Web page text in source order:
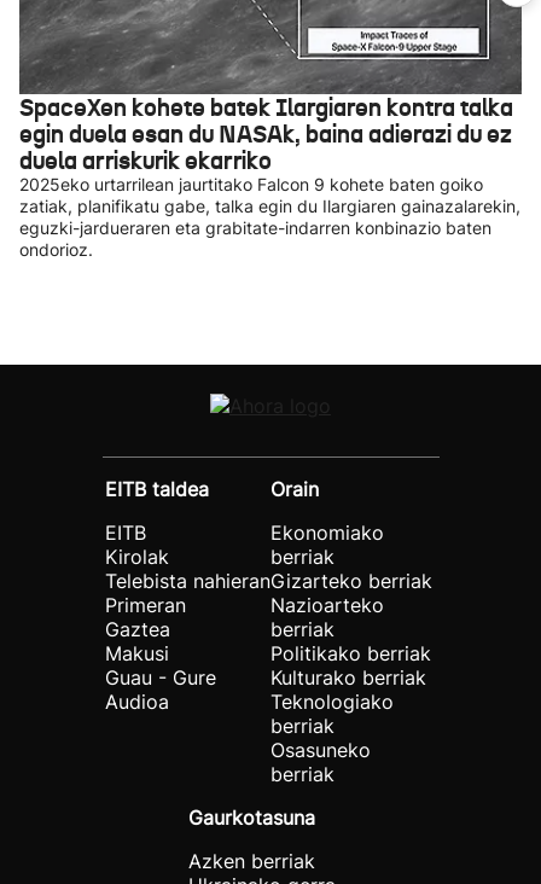
SpaceXen kohete batek Ilargiaren kontra talka
egin duela esan du NASAk, baina adierazi du ez
duela arriskurik ekarriko
2025eko urtarrilean jaurtitako Falcon 9 kohete baten goiko
zatiak, planifikatu gabe, talka egin du Ilargiaren gainazalarekin,
eguzki-jardueraren eta grabitate-indarren konbinazio baten
ondorioz.
EITB taldea
EITB
Kirolak
Telebista nahieran
Primeran
Gaztea
Makusi
Guau - Gure
Audioa
Orain
Ekonomiako
berriak
Gizarteko berriak
Nazioarteko
berriak
Politikako berriak
Kulturako berriak
Teknologiako
berriak
Osasuneko
berriak
Gaurkotasuna
Azken berriak